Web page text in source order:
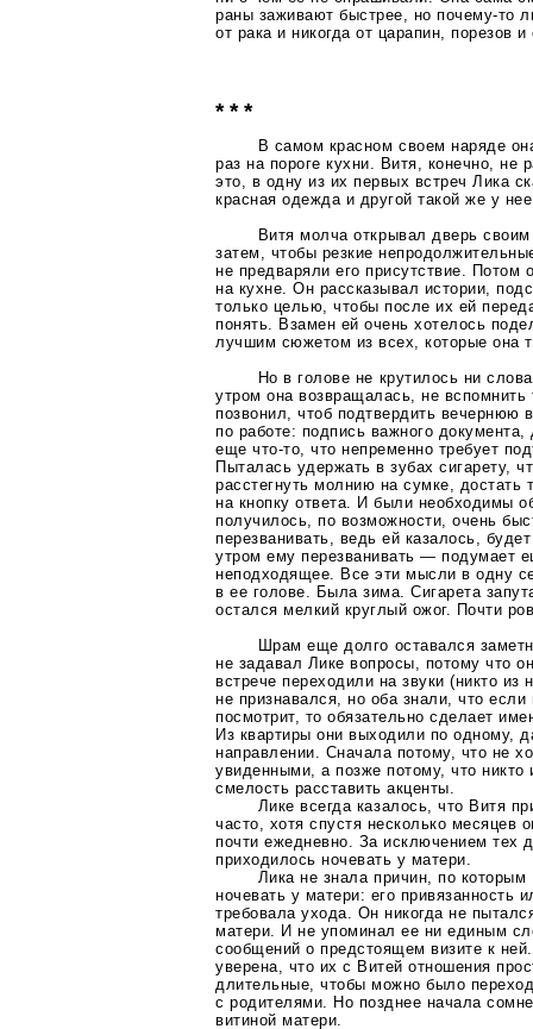
раны заживают быстрее, нопочему-то
от рака и никогда от царапин, порезов
* * *
В самом красном своем наряде
раз на пороге кухни. Витя, конечно, не
это, в одну из их первых встреч Лика
красная одежда и другой такой же у
Витя молча открывал дверь
затем, чтобы резкие
не предваряли его присутствие. Потом
на кухне. Он рассказывал истории,
только целью, чтобы после их ей
понять. Взамен ей очень хотелось
лучшим сюжетом из всех, которые она
Но в голове не крутилось ни
утром она возвращалась, не вспомнить
позвонил, чтоб подтвердить вечернюю
по работе: подпись важного
ещечто-то, что непременно требует
Пыталась удержать в зубах сигарету,
расстегнуть молнию на сумке, достать
на кнопку ответа. И были необходимы
получилось, по возможности, очень
перезванивать, ведь ей казалось,
утром ему перезванивать — подумает
неподходящее. Все эти мысли в одну
в ее голове. Была зима. Сигарета
остался мелкий круглый ожог. Почти
Шрам еще долго оставался
не задавал Лике вопросы, потому что
встрече переходили на звуки (никто из
не признавался, но оба знали, что если
посмотрит, то обязательно сделает
Из квартиры они выходили по одному,
направлении. Сначала потому, что не
увиденными, а позже потому, что никто
смелость расставить акценты.
Лике всегда казалось, что Витя
часто, хотя спустя несколько месяцев
почти ежедневно. За исключением тех
приходилось ночевать у матери.
Лика не знала причин, по которым
ночевать у матери: его привязанность
требовала ухода. Он никогда не
матери. И не упоминал ее ни единым
сообщений о предстоящем визите к
уверена, что их с Витей отношения
длительные, чтобы можно было
с родителями. Но позднее начала
витиной матери.